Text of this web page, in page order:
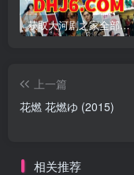
获取大河剧之家全部资源
上一篇
花燃 花燃ゆ (2015)
相关推荐